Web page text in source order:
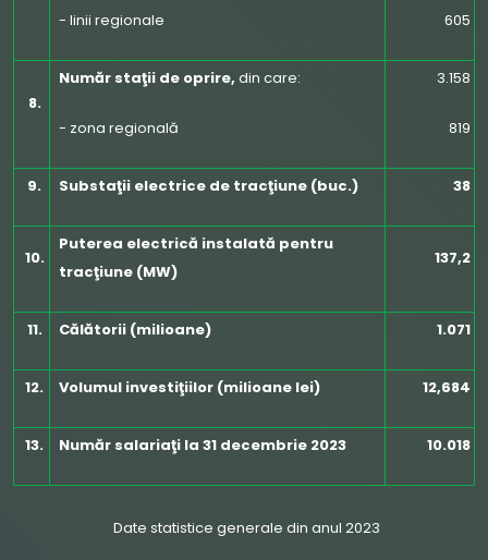
- linii regionale 605
8.
Număr staţii de oprire, din care:
- zona regională
3.158
819
9. Substaţii electrice de tracţiune (buc.) 38
10.
Puterea electrică instalată pentru
tracţiune (MW)
137,2
11. Călătorii (milioane) 1.071
12. Volumul investiţiilor (milioane lei) 12,684
13. Număr salariaţi la 31 decembrie 2023 10.018
Date statistice generale din anul 2023